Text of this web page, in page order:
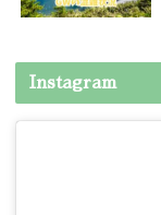
Instagram